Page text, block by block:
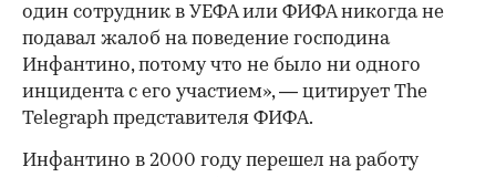
один сотрудник в УЕФА или ФИФА никогда не
подавал жалоб на поведение господина
Инфантино, потому что не было ни одного
инцидента с его участием», — цитирует The
Telegraph представителя ФИФА.
Инфантино в 2000 году перешел на работу